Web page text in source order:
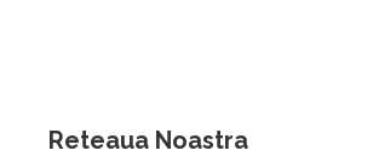
Reteaua Noastra